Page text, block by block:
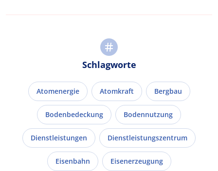
Schlagworte
Atomenergie Atomkraft Bergbau
Bodenbedeckung Bodennutzung
Dienstleistungen Dienstleistungszentrum
Eisenbahn Eisenerzeugung